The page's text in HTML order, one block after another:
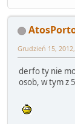
Grudzień 15,
derfo ty nie
osob, w tym z